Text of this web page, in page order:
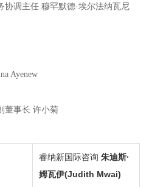
调主任 穆罕默德·埃尔法纳瓦尼
Ayenew
董事长 许小菊
睿纳新国际咨询 朱迪斯·
姆瓦伊(Judith Mwai)